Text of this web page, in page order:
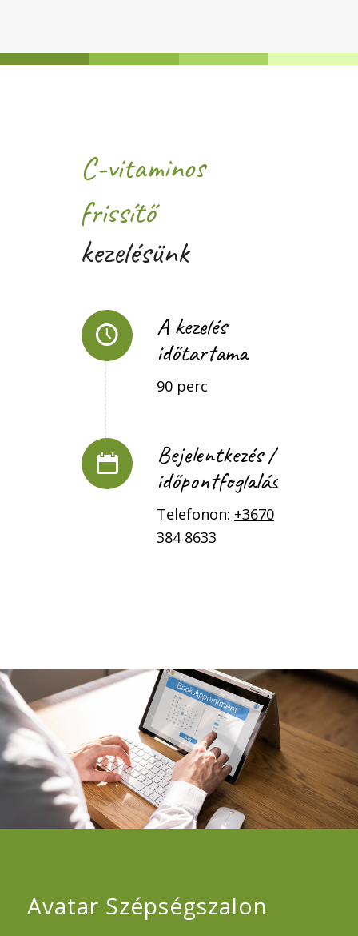
C-vitaminos
frissítő
kezelésünk
A kezelés
időtartama
90 perc
Bejelentkezés /
időpontfoglalás
Telefonon: +3670
384 8633
Avatar Szépségszalon